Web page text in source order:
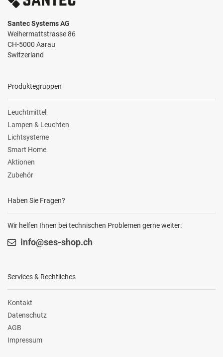
Santec Systems AG
Weihermattstrasse 86
CH-5000 Aarau
Switzerland
Produktegruppen
Leuchtmittel
Lampen & Leuchten
Lichtsysteme
Smart Home
Aktionen
Zubehör
Haben Sie Fragen?
Wir helfen Ihnen bei technischen Problemen gerne weiter:
info@ses-shop.ch
Services & Rechtliches
Kontakt
Datenschutz
AGB
Impressum